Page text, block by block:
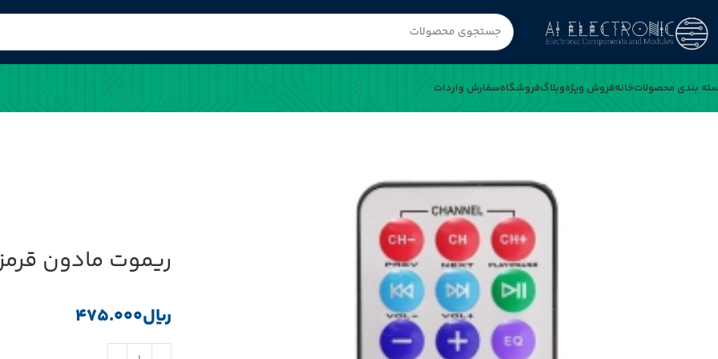
بندی محصولاتخانهفروش ویژهوبلاگفروشگاهسفارش واردات
ریموت مادون قرمز 21
﷼